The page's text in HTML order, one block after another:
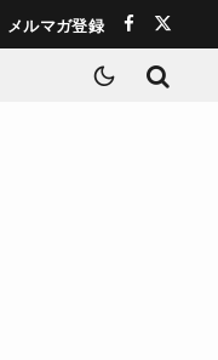
メルマガ登録